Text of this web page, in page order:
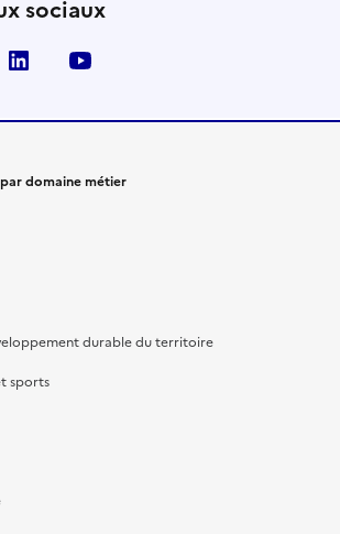
sociaux
Twitter)
linkedin
domaine métier
durable du territoire
sports